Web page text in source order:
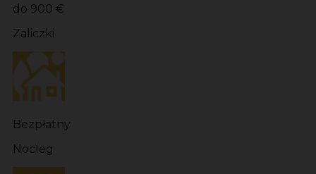
do 900 €
Zaliczki
Bezpłatny
Nocleg